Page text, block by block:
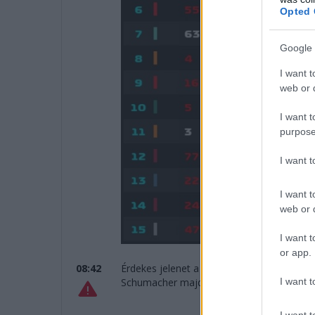
Opted
Google
I want
web or
I want
I want
I want
web or
I want
or app.
I want
08:42
Érdekes jelenet a boksz végén az utolsó
Schumacher majdnem a fűre leérve ment